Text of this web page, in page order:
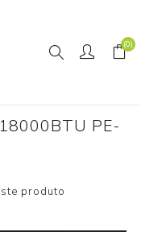
(0)
PE-QEA-LD
PE-
produto